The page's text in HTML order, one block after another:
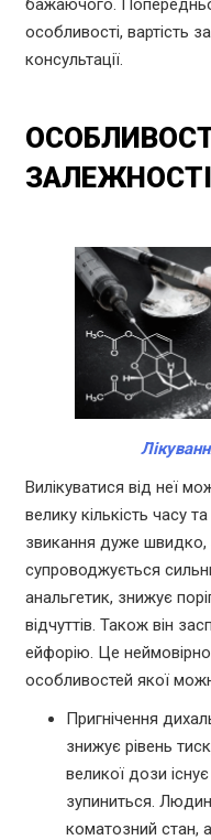
особливості, вартість
консультації.
ЗАЛЕЖНОСТІ
Вилікуватися від неї
велику кількість часу
звикання дуже швидко,
супроводжується
анальгетик, знижує
відчуттів. Також він
ейфорію. Це
особливостей якої
Пригнічення
знижує рівень
великої дози
зупиниться.
коматозний стан,